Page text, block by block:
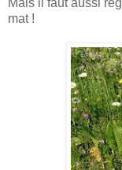
Mais il faut aussi
mat !